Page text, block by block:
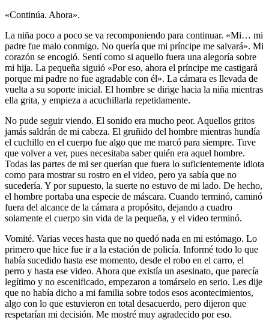
«Continúa. Ahora».
La niña poco a poco se va recomponiendo para continuar. «Mi… mi
padre fue malo conmigo. No quería que mi príncipe me salvará». Mi
corazón se encogió. Sentí como si aquello fuera una alegoría sobre
mi hija. La pequeña siguió «Por eso, ahora el príncipe me castigará
porque mi padre no fue agradable con él». La cámara es llevada de
vuelta a su soporte inicial. El hombre se dirige hacia la niña mientras
ella grita, y empieza a acuchillarla repetidamente.
No pude seguir viendo. El sonido era mucho peor. Aquellos gritos
jamás saldrán de mi cabeza. El gruñido del hombre mientras hundía
el cuchillo en el cuerpo fue algo que me marcó para siempre. Tuve
que volver a ver, pues necesitaba saber quién era aquel hombre.
Todas las partes de mi ser querían que fuera lo suficientemente idiota
como para mostrar su rostro en el video, pero ya sabía que no
sucedería. Y por supuesto, la suerte no estuvo de mi lado. De hecho,
el hombre portaba una especie de máscara. Cuando terminó, caminó
fuera del alcance de la cámara a propósito, dejando a cuadro
solamente el cuerpo sin vida de la pequeña, y el video terminó.
Vomité. Varias veces hasta que no quedó nada en mi estómago. Lo
primero que hice fue ir a la estación de policía. Informé todo lo que
había sucedido hasta ese momento, desde el robo en el carro, el
perro y hasta ese video. Ahora que existía un asesinato, que parecía
legítimo y no escenificado, empezaron a tomárselo en serio. Les dije
que no había dicho a mi familia sobre todos esos acontecimientos,
algo con lo que estuvieron en total desacuerdo, pero dijeron que
respetarían mi decisión. Me mostré muy agradecido por eso.